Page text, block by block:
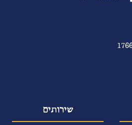
שירותים